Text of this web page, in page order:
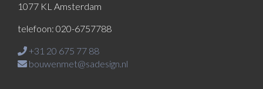
1077 KL Amsterdam
telefoon: 020-6757788
+31 20 675 77 88
bouwenmet@sadesign.nl